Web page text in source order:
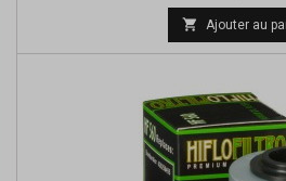
 Ajouter au